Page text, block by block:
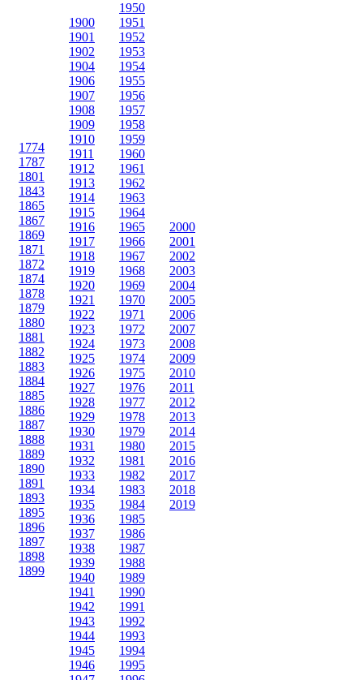
1774
1787
1801
1843
1865
1867
1869
1871
1872
1874
1878
1879
1880
1881
1882
1883
1884
1885
1886
1887
1888
1889
1890
1891
1893
1895
1896
1897
1898
1899
1900
1901
1902
1904
1906
1907
1908
1909
1910
1911
1912
1913
1914
1915
1916
1917
1918
1919
1920
1921
1922
1923
1924
1925
1926
1927
1928
1929
1930
1931
1932
1933
1934
1935
1936
1937
1938
1939
1940
1941
1942
1943
1944
1945
1946
1950
1951
1952
1953
1954
1955
1956
1957
1958
1959
1960
1961
1962
1963
1964
1965
1966
1967
1968
1969
1970
1971
1972
1973
1974
1975
1976
1977
1978
1979
1980
1981
1982
1983
1984
1985
1986
1987
1988
1989
1990
1991
1992
1993
1994
1995
2000
2001
2002
2003
2004
2005
2006
2007
2008
2009
2010
2011
2012
2013
2014
2015
2016
2017
2018
2019